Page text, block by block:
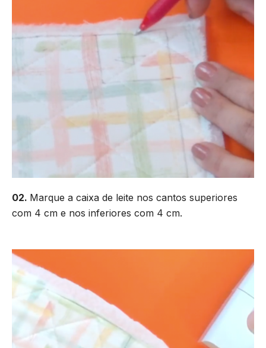
02. Marque a caixa de leite nos cantos superiores
com 4 cm e nos inferiores com 4 cm.